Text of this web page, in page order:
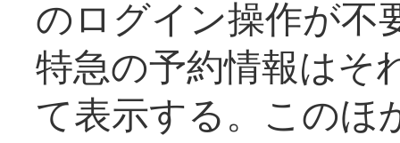
のログイン操作が不
特急の予約情報はそ
て表示する。このほ